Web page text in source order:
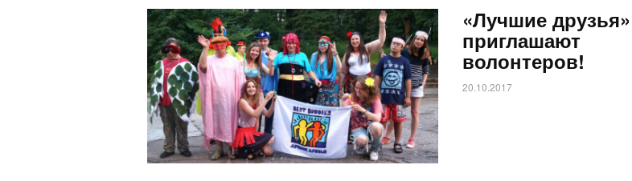
Статья «Лучшие друзья»
приглашают
волонтеров!
20.10.2017